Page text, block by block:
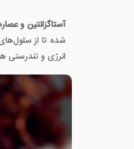
آستاگزانتین و
شده تا از
انرژی و تندرستی